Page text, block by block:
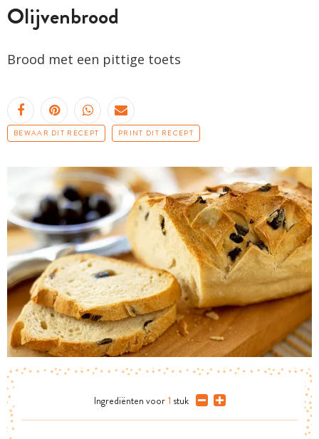
Olijvenbrood
Brood met een pittige toets
BEWAAR DIT RECEPT PRINT DIT RECEPT
Ingrediënten voor 1 stuk